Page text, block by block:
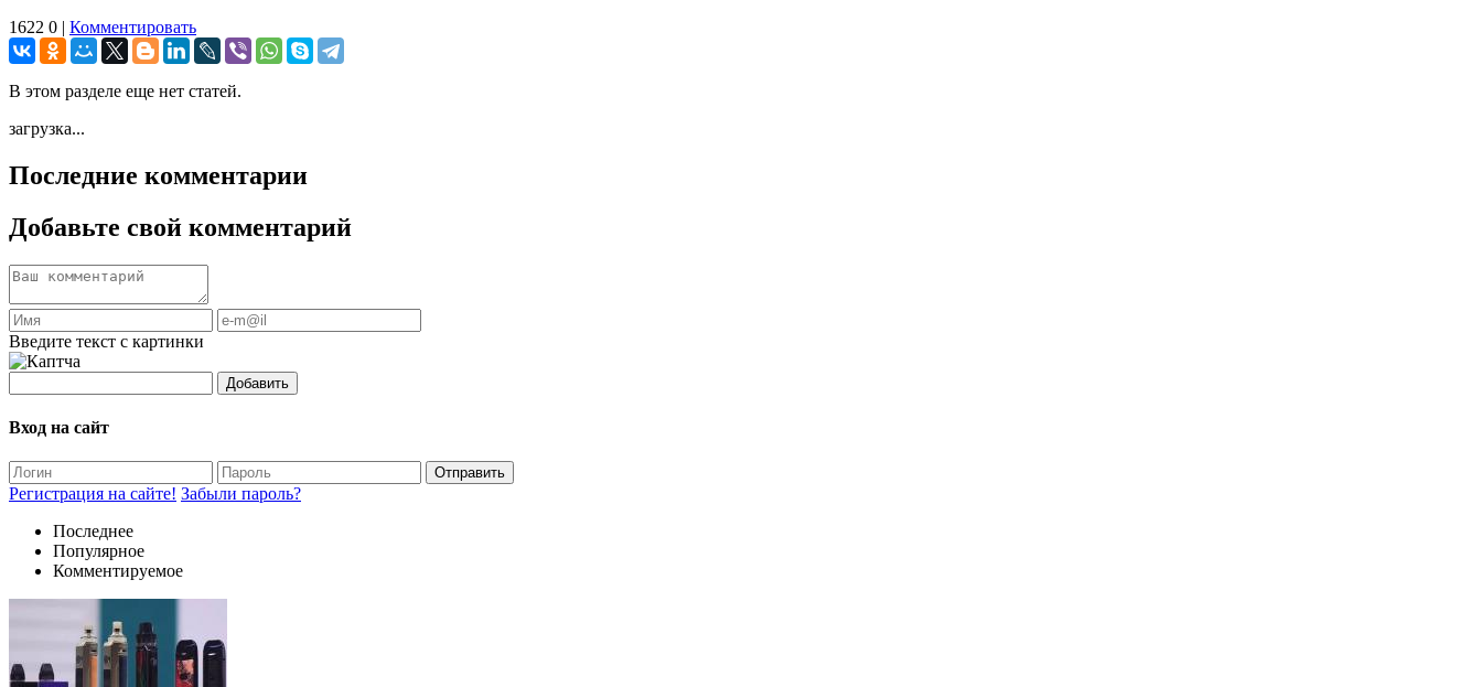
1622 0 | Комментировать
В этом разделе еще нет статей.
загрузка...
Последние комментарии
Добавьте свой комментарий
Введите текст с картинки
Добавить
Вход на сайт
Отправить
Регистрация на сайте! Забыли пароль?
Последнее
Популярное
Комментируемое